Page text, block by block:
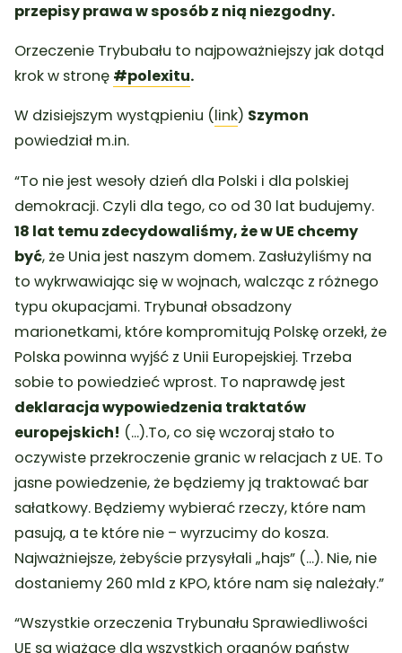
przepisy prawa w sposób z nią niezgodny.
Orzeczenie Trybubału to najpoważniejszy jak dotąd
krok w stronę #polexitu.
W dzisiejszym wystąpieniu (link) Szymon
powiedział m.in.
“To nie jest wesoły dzień dla Polski i dla polskiej
demokracji. Czyli dla tego, co od 30 lat budujemy.
18 lat temu zdecydowaliśmy, że w UE chcemy
być, że Unia jest naszym domem. Zasłużyliśmy na
to wykrwawiając się w wojnach, walcząc z różnego
typu okupacjami. Trybunał obsadzony
marionetkami, które kompromitują Polskę orzekł, że
Polska powinna wyjść z Unii Europejskiej. Trzeba
sobie to powiedzieć wprost. To naprawdę jest
deklaracja wypowiedzenia traktatów
europejskich! (…).To, co się wczoraj stało to
oczywiste przekroczenie granic w relacjach z UE. To
jasne powiedzenie, że będziemy ją traktować bar
sałatkowy. Będziemy wybierać rzeczy, które nam
pasują, a te które nie – wyrzucimy do kosza.
Najważniejsze, żebyście przysyłali „hajs” (…). Nie, nie
dostaniemy 260 mld z KPO, które nam się należały.”
“Wszystkie orzeczenia Trybunału Sprawiedliwości
UE są wiążące dla wszystkich organów państw